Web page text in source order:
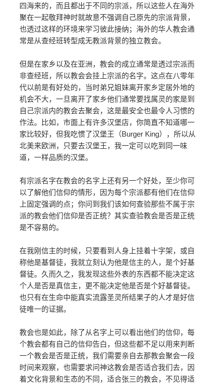
四海来的，而且都出于不同的宗派，所以这些人在海外
聚在一起敬拜神时就故意不强调自己原先的宗派背景，
也透过这样的环境来学习彼此接纳；海外的华人教会通
常是从查经班转型成无教派背景的独立教会。
但是在家乡以及在亚洲，教会的成立通常是透过宗派而
非查经班，所以教会会挂上宗派的名字。这点在八零年
代以前是有好处的，当时弟兄姐妹离开家乡定居外地的
机会不大，一旦离开了家乡他们通常要找属灵的家是到
自己宗派内的教会去聚会，这是最安全也最令人习惯的
作法。比如，市面上有许多汉堡店，你简直不知道哪一
家比较好，但我吃惯了汉堡王（Burger King），所以从
北美来欧洲，只要去汉堡王，我一定可以吃到同一味
道，一样品质的汉堡。
有宗派名字在教会的名字上还有另一个好处，至少你可
以了解他们信仰的情形，因为每个宗派都有他们在信仰
上固定强调的点；你问到我们该如何查验那些不属于宗
派的教会他们信仰是否正统？其实查验教会是否是正统
是不容易的。
在我刚信主的时候，只要看到人身上挂着十字架，或自
称他是基督徒，我就立刻认为他是信主的人，是个好基
督徒。久而久之，我发现这些外表的东西都不能决定这
个人是否是真信主，更不能决定他是否是个好基督徒。
也只有在生命中能真实流露圣灵所结果子的人才是好信
徒唯一的证据。
教会也是如此，除了从名字上可以看出他们的信仰，每
个教会都有自己的信仰告白，但这些都不足以用来判断
一个教会是否是正统，我们需要亲自去那教会聚会一段
时间来观察，也需要求问神这教会是否适合我们去，因
着文化背景和生态的不同，适合张三的教会，不见得适